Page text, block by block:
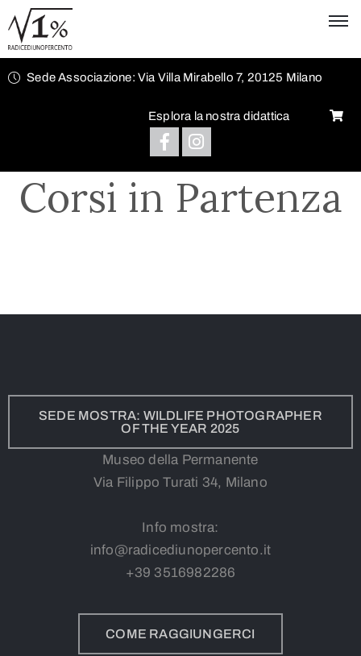
Sede Associazione: Via Villa Mirabello 7, 20125 Milano
Esplora la nostra didattica
Corsi in Partenza
SEDE MOSTRA: WILDLIFE PHOTOGRAPHER
OF THE YEAR 2025
Museo della Permanente
Via Filippo Turati 34, Milano
Info mostra:
info@radicediunopercento.it
+39 3516982286
COME RAGGIUNGERCI